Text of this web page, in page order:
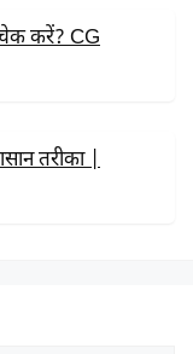
चेक करें? CG
तरीका |